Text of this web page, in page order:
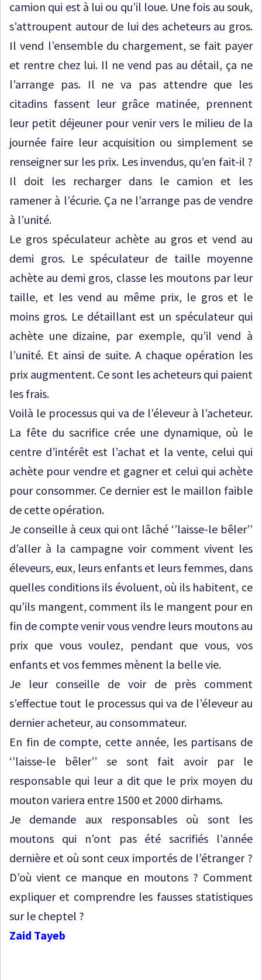
camion qui est à lui ou qu’il loue. Une fois au souk,
s’attroupent autour de lui des acheteurs au gros.
Il vend l’ensemble du chargement, se fait payer
et rentre chez lui. Il ne vend pas au détail, ça ne
l’arrange pas. Il ne va pas attendre que les
citadins fassent leur grâce matinée, prennent
leur petit déjeuner pour venir vers le milieu de la
journée faire leur acquisition ou simplement se
renseigner sur les prix. Les invendus, qu’en fait-il ?
Il doit les recharger dans le camion et les
ramener à l’écurie. Ça ne l’arrange pas de vendre
à l’unité.
Le gros spéculateur achète au gros et vend au
demi gros. Le spéculateur de taille moyenne
achète au demi gros, classe les moutons par leur
taille, et les vend au même prix, le gros et le
moins gros. Le détaillant est un spéculateur qui
achète une dizaine, par exemple, qu’il vend à
l’unité. Et ainsi de suite. A chaque opération les
prix augmentent. Ce sont les acheteurs qui paient
les frais.
Voilà le processus qui va de l’éleveur à l’acheteur.
La fête du sacrifice crée une dynamique, où le
centre d’intérêt est l’achat et la vente, celui qui
achète pour vendre et gagner et celui qui achète
pour consommer. Ce dernier est le maillon faible
de cette opération.
Je conseille à ceux qui ont lâché ‘’laisse-le bêler’’
d’aller à la campagne voir comment vivent les
éleveurs, eux, leurs enfants et leurs femmes, dans
quelles conditions ils évoluent, où ils habitent, ce
qu’ils mangent, comment ils le mangent pour en
fin de compte venir vous vendre leurs moutons au
prix que vous voulez, pendant que vous, vos
enfants et vos femmes mènent la belle vie.
Je leur conseille de voir de près comment
s’effectue tout le processus qui va de l’éleveur au
dernier acheteur, au consommateur.
En fin de compte, cette année, les partisans de
‘’laisse-le bêler’’ se sont fait avoir par le
responsable qui leur a dit que le prix moyen du
mouton variera entre 1500 et 2000 dirhams.
Je demande aux responsables où sont les
moutons qui n’ont pas été sacrifiés l’année
dernière et où sont ceux importés de l’étranger ?
D’où vient ce manque en moutons ? Comment
expliquer et comprendre les fausses statistiques
sur le cheptel ?
Zaid Tayeb